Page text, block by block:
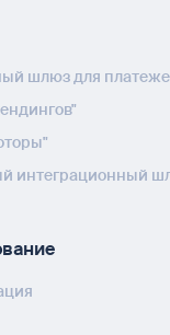
шлюз для
интеграционный